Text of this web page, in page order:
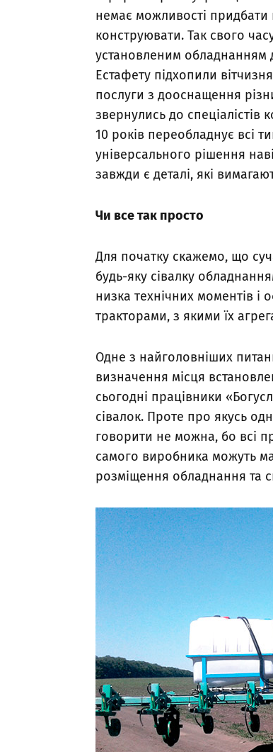
немає можливості
конструювати. Так свого
установленим обладнанням
Естафету підхопили
послуги з дооснащення
звернулись до спеціалістів
10 років переобладнує всі
універсального рішення
завжди є деталі, які
Чи все так просто
Для початку скажемо, що
будь-яку сівалку
низка технічних моментів і
тракторами, з якими їх
Одне з найголовніших
визначення місця
сьогодні працівники
сівалок. Проте про якусь
говорити не можна, бо всі
самого виробника можуть
розміщення обладнання та